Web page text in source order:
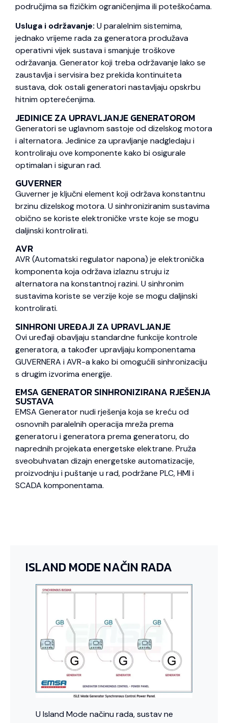
područjima sa fizičkim ograničenjima ili poteškoćama.
Usluga i održavanje: U paralelnim sistemima,
jednako vrijeme rada za generatora produžava
operativni vijek sustava i smanjuje troškove
održavanja. Generator koji treba održavanje lako se
zaustavlja i servisira bez prekida kontinuiteta
sustava, dok ostali generatori nastavljaju opskrbu
hitnim opterećenjima.
JEDINICE ZA UPRAVLJANJE GENERATOROM
Generatori se uglavnom sastoje od dizelskog motora
i alternatora. Jedinice za upravljanje nadgledaju i
kontroliraju ove komponente kako bi osigurale
optimalan i siguran rad.
GUVERNER
Guverner je ključni element koji održava konstantnu
brzinu dizelskog motora. U sinhroniziranim sustavima
obično se koriste elektroničke vrste koje se mogu
daljinski kontrolirati.
AVR
AVR (Automatski regulator napona) je elektronička
komponenta koja održava izlaznu struju iz
alternatora na konstantnoj razini. U sinhronim
sustavima koriste se verzije koje se mogu daljinski
kontrolirati.
SINHRONI UREĐAJI ZA UPRAVLJANJE
Ovi uređaji obavljaju standardne funkcije kontrole
generatora, a također upravljaju komponentama
GUVERNERA i AVR-a kako bi omogućili sinhronizaciju
s drugim izvorima energije.
EMSA GENERATOR SINHRONIZIRANA RJEŠENJA
SUSTAVA
EMSA Generator nudi rješenja koja se kreću od
osnovnih paralelnih operacija mreža prema
generatoru i generatora prema generatoru, do
naprednih projekata energetske elektrane. Pruža
sveobuhvatan dizajn energetske automatizacije,
proizvodnju i puštanje u rad, podržane PLC, HMI i
SCADA komponentama.
ISLAND MODE NAČIN RADA
U Island Mode načinu rada, sustav ne